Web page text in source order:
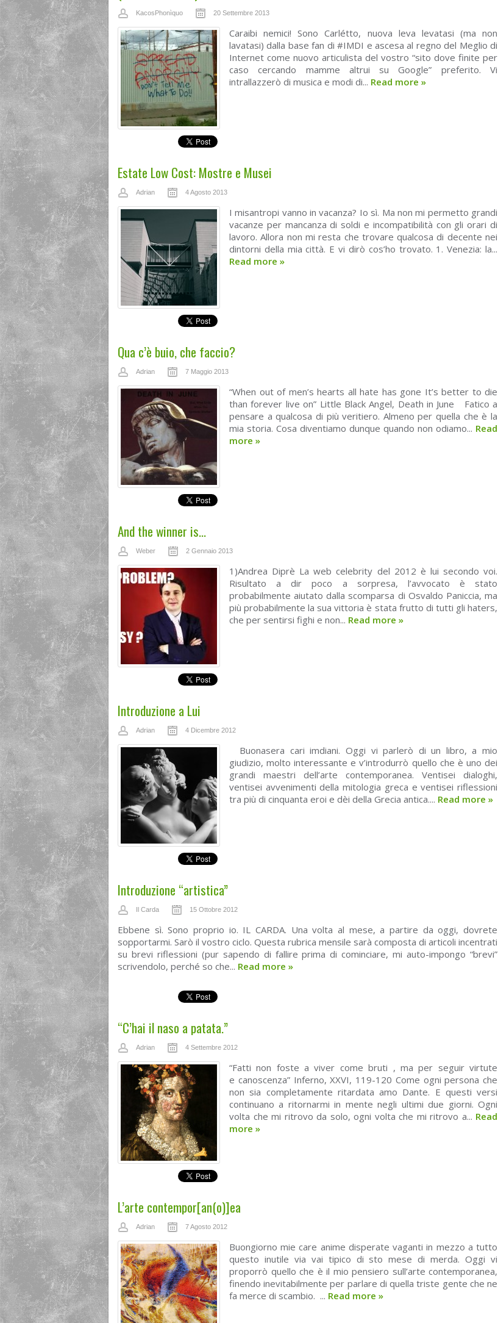
KacosPhonìquo 20 Settembre 2013
Caraibi nemici! Sono Carlétto, nuova leva levatasi (ma non
lavatasi) dalla base fan di #IMDI e ascesa al regno del Meglio di
Internet come nuovo articulista del vostro “sito dove finite per
caso cercando mamme altrui su Google” preferito. Vi
intrallazzerò di musica e modi di... Read more »
Estate Low Cost: Mostre e Musei
Adrian 4 Agosto 2013
I misantropi vanno in vacanza? Io sì. Ma non mi permetto grandi
vacanze per mancanza di soldi e incompatibilità con gli orari di
lavoro. Allora non mi resta che trovare qualcosa di decente nei
dintorni della mia città. E vi dirò cos’ho trovato. 1. Venezia: la...
Read more »
Qua c’è buio, che faccio?
Adrian 7 Maggio 2013
“When out of men’s hearts all hate has gone It’s better to die
than forever live on” Little Black Angel, Death in June Fatico a
pensare a qualcosa di più veritiero. Almeno per quella che è la
mia storia. Cosa diventiamo dunque quando non odiamo... Read
more »
And the winner is…
Weber 2 Gennaio 2013
1)Andrea Diprè La web celebrity del 2012 è lui secondo voi.
Risultato a dir poco a sorpresa, l’avvocato è stato
probabilmente aiutato dalla scomparsa di Osvaldo Paniccia, ma
più probabilmente la sua vittoria è stata frutto di tutti gli haters,
che per sentirsi fighi e non... Read more »
Introduzione a Lui
Adrian 4 Dicembre 2012
Buonasera cari imdiani. Oggi vi parlerò di un libro, a mio
giudizio, molto interessante e v’introdurrò quello che è uno dei
grandi maestri dell’arte contemporanea. Ventisei dialoghi,
ventisei avvenimenti della mitologia greca e ventisei riflessioni
tra più di cinquanta eroi e dèi della Grecia antica.... Read more »
Introduzione “artistica”
Il Carda 15 Ottobre 2012
Ebbene sì. Sono proprio io. IL CARDA. Una volta al mese, a partire da oggi, dovrete
sopportarmi. Sarò il vostro ciclo. Questa rubrica mensile sarà composta di articoli incentrati
su brevi riflessioni (pur sapendo di fallire prima di cominciare, mi auto-impongo “brevi”
scrivendolo, perché so che... Read more »
“C’hai il naso a patata.”
Adrian 4 Settembre 2012
“Fatti non foste a viver come bruti , ma per seguir virtute
e canoscenza” Inferno, XXVI, 119-120 Come ogni persona che
non sia completamente ritardata amo Dante. E questi versi
continuano a ritornarmi in mente negli ultimi due giorni. Ogni
volta che mi ritrovo da solo, ogni volta che mi ritrovo a... Read
more »
L’arte contempor[an(o)]ea
Adrian 7 Agosto 2012
Buongiorno mie care anime disperate vaganti in mezzo a tutto
questo inutile via vai tipico di sto mese di merda. Oggi vi
proporrò quello che è il mio pensiero sull’arte contemporanea,
finendo inevitabilmente per parlare di quella triste gente che ne
fa merce di scambio. ... Read more »